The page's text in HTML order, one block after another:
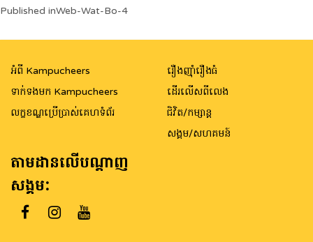
Post
navigation
Published inWeb-Wat-Bo-4
អំពី Kampucheers
ទាក់ទងមក Kampucheers
លក្ខខណ្ឌប្រើប្រាស់គេហទំព័រ
រឿងញ៉ាំរឿងធំ
ដើរលើសពីលេង
ជិវិត/កម្សាន្ត
សង្គម/សហគមន៍
តាមដានលើបណ្តាញ
សង្គម: